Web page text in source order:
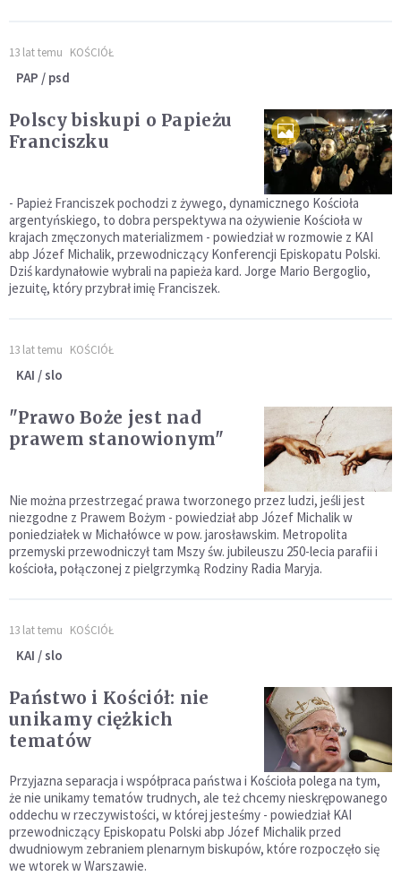
13 lat temu KOŚCIÓŁ
PAP / psd
Polscy biskupi o Papieżu
Franciszku
- Papież Franciszek pochodzi z żywego, dynamicznego Kościoła
argentyńskiego, to dobra perspektywa na ożywienie Kościoła w
krajach zmęczonych materializmem - powiedział w rozmowie z KAI
abp Józef Michalik, przewodniczący Konferencji Episkopatu Polski.
Dziś kardynałowie wybrali na papieża kard. Jorge Mario Bergoglio,
jezuitę, który przybrał imię Franciszek.
13 lat temu KOŚCIÓŁ
KAI / slo
"Prawo Boże jest nad
prawem stanowionym"
Nie można przestrzegać prawa tworzonego przez ludzi, jeśli jest
niezgodne z Prawem Bożym - powiedział abp Józef Michalik w
poniedziałek w Michałówce w pow. jarosławskim. Metropolita
przemyski przewodniczył tam Mszy św. jubileuszu 250-lecia parafii i
kościoła, połączonej z pielgrzymką Rodziny Radia Maryja.
13 lat temu KOŚCIÓŁ
KAI / slo
Państwo i Kościół: nie
unikamy ciężkich
tematów
Przyjazna separacja i współpraca państwa i Kościoła polega na tym,
że nie unikamy tematów trudnych, ale też chcemy nieskrępowanego
oddechu w rzeczywistości, w której jesteśmy - powiedział KAI
przewodniczący Episkopatu Polski abp Józef Michalik przed
dwudniowym zebraniem plenarnym biskupów, które rozpoczęło się
we wtorek w Warszawie.